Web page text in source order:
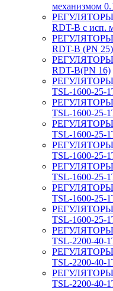
механизмом
РЕГУЛЯТОРЫ
RDT-B с исп.
РЕГУЛЯТОРЫ
RDT-B (PN 25)
РЕГУЛЯТОРЫ
RDT-B(PN 16)
РЕГУЛЯТОРЫ
TSL-1600-25-
РЕГУЛЯТОРЫ
TSL-1600-25-
РЕГУЛЯТОРЫ
TSL-1600-25-
РЕГУЛЯТОРЫ
TSL-1600-25-
РЕГУЛЯТОРЫ
TSL-1600-25-
РЕГУЛЯТОРЫ
TSL-1600-25-
РЕГУЛЯТОРЫ
TSL-1600-25-
РЕГУЛЯТОРЫ
TSL-2200-40-
РЕГУЛЯТОРЫ
TSL-2200-40-
РЕГУЛЯТОРЫ
TSL-2200-40-